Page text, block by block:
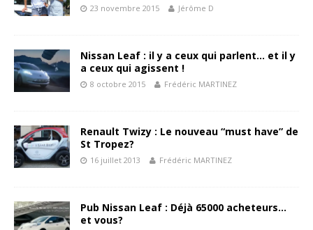
23 novembre 2015 Jérôme D
Nissan Leaf : il y a ceux qui parlent… et il y
a ceux qui agissent !
8 octobre 2015 Frédéric MARTINEZ
Renault Twizy : Le nouveau “must have” de
St Tropez?
16 juillet 2013 Frédéric MARTINEZ
Pub Nissan Leaf : Déjà 65000 acheteurs…
et vous?